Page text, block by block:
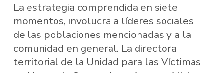
La estrategia comprendida en siete
momentos, involucra a líderes sociales
de las poblaciones mencionadas y a la
comunidad en general. La directora
territorial de la Unidad para las Víctimas